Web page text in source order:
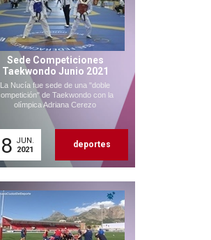
Sede Competiciones
Taekwondo Junio 2021
La Nucía fue sede de una "doble
de Taekwondo con la
olímpica Adriana Cerezo
JUN.
2021
deportes